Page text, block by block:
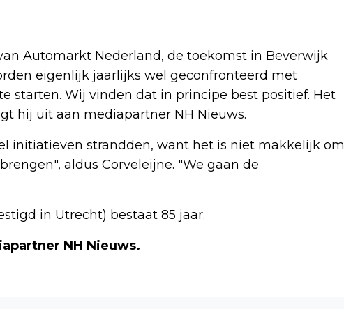
Automarkt Nederland, de toekomst in Beverwijk
eigenlijk jaarlijks wel geconfronteerd met
starten. Wij vinden dat in principe best positief. Het
hij uit aan mediapartner NH Nieuws.
initiatieven strandden, want het is niet makkelijk om
aldus Corveleijne. "We gaan de
in Utrecht) bestaat 85 jaar.
NH Nieuws.